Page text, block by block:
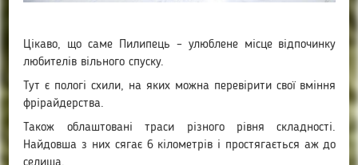
Цікаво, що саме Пилипець – улюблене місце відпочинку
любителів вільного спуску.
Тут є пологі схили, на яких можна перевірити свої вміння
фрірайдерства.
Також облаштовані траси різного рівня складності.
Найдовша з них сягає 6 кілометрів і простягається аж до